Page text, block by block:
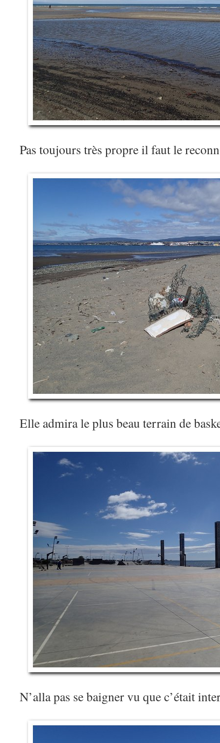
Pas toujours très propre il faut le
Elle admira le plus beau terrain de
N’alla pas se baigner vu que c’était